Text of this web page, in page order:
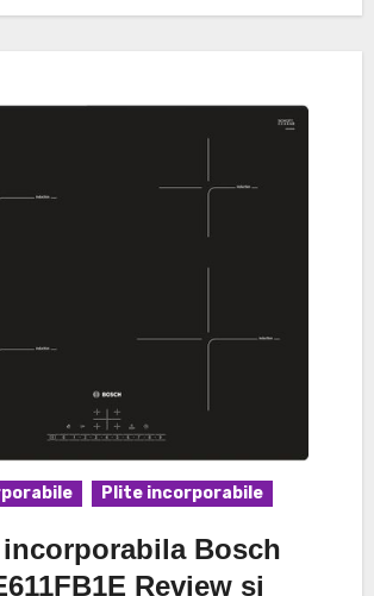
Plite incorporabile
Bosch
Review si